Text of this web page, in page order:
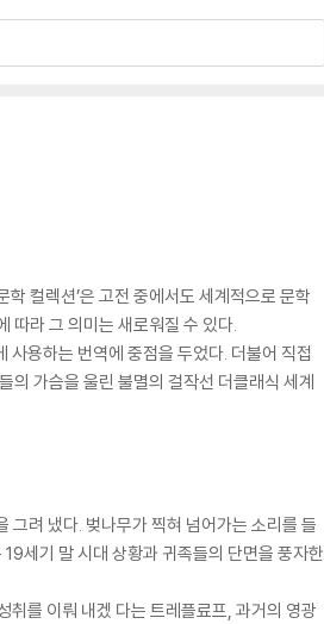
컬렉션’은 고전 중에서도 세계적으로 문학
따라 그 의미는 새로워질 수 있다.
사용하는 번역에 중점을 두었다. 더불어 직접
의 가슴을 울린 불멸의 걸작선 더클래식 세계
그려 냈다. 벚나무가 찍혀 넘어가는 소리를 들
세기 말 시대 상황과 귀족들의 단면을 풍자한
취를 이뤄 내겠 다는 트레플료프, 과거의 영광